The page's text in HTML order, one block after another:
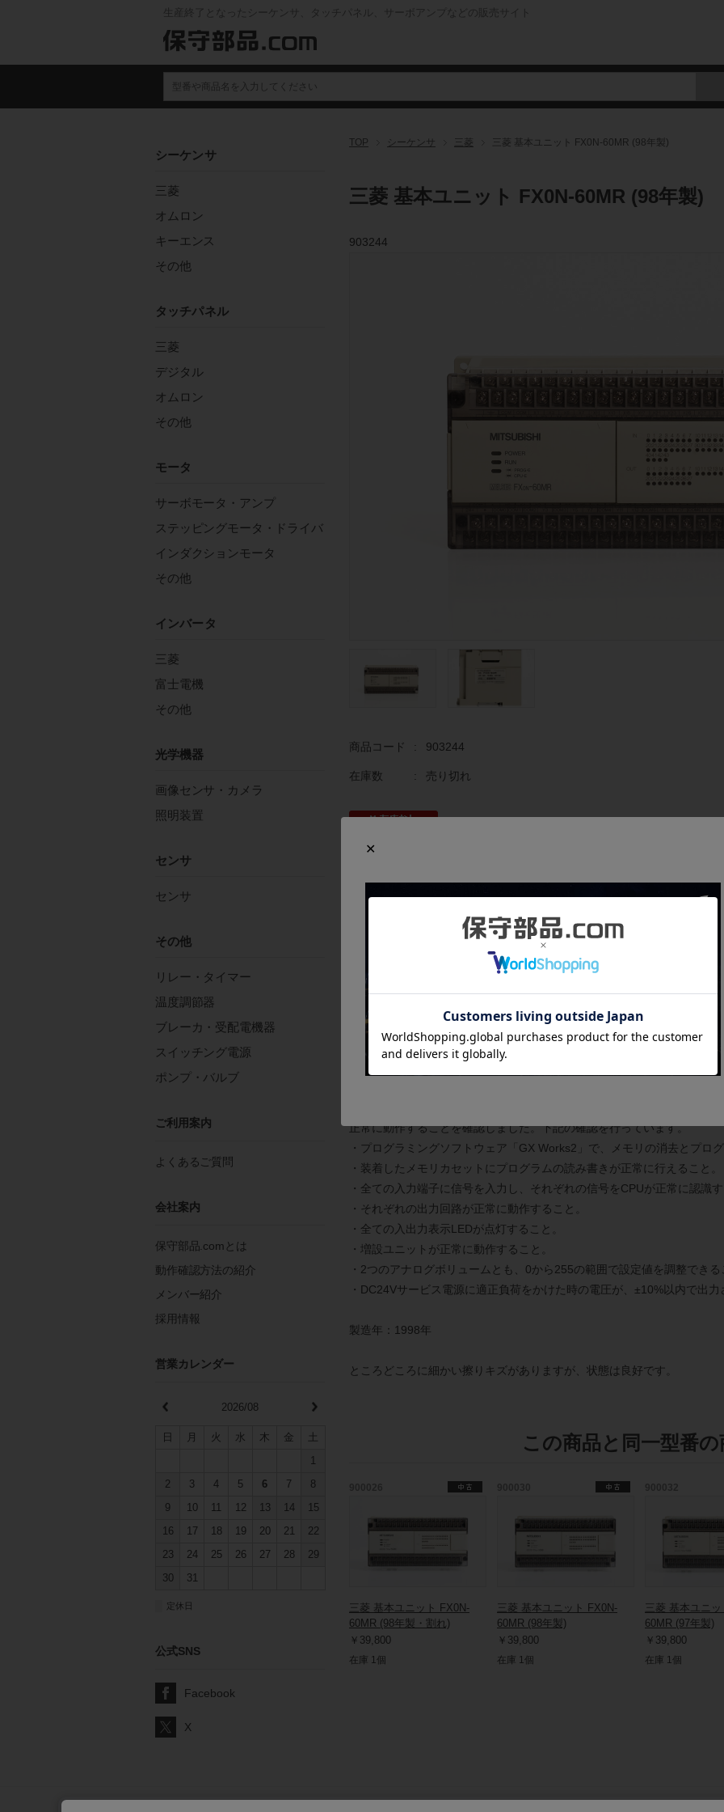
生産終了となったシーケンサ、タッチパネル、サーボアンプなどの販売サイト
TOP シーケンサ 三菱 三菱 基本ユニット FX0N-60MR (98年製)
三菱 基本ユニット FX0N-60MR (98年製)
903244
商品コード : 903244
在庫数 : 売り切れ
商品の概要と仕様
定格電圧：AC100〜240V 50/60Hz
入力：36点 DC24V
出力：24点 リレー
詳細はメーカーページよりハンディマニュアルをダウンロードしてご覧
正常に動作することを確認しました。下記の確認を行っています。
・プログラミングソフトウェア「GX Works2」で、メモリの消去とプロ
・装着したメモリカセットにプログラムの読み書きが正常に行えること。
・全ての入力端子に信号を入力し、それぞれの信号をCPUが正常に認識す
・それぞれの出力回路が正常に動作すること。
・全ての入出力表示LEDが点灯すること。
・増設ユニットが正常に動作すること。
・2つのアナログボリュームとも、0から255の範囲で設定値を調整できる
・DC24Vサービス電源に適正負荷をかけた時の電圧が、±10%以内で出力
製造年：1998年
ところどころに細かい擦りキズがありますが、状態は良好です。
この商品と同一型番の
三菱 基本ユニット FX0N-
60MR (98年製・割れ)
￥39,800
在庫 1個
三菱 基本ユニット FX0N-
60MR (98年製)
￥39,800
在庫 1個
三菱 基本ユニ
60MR (97年製)
￥39,800
在庫 1個
シーケンサ
三菱
オムロン
キーエンス
その他
タッチパネル
三菱
デジタル
オムロン
その他
モータ
サーボモータ・アンプ
ステッピングモータ・ドライバ
インダクションモータ
その他
インバータ
三菱
富士電機
その他
光学機器
画像センサ・カメラ
照明装置
センサ
センサ
その他
リレー・タイマー
温度調節器
ブレーカ・受配電機器
スイッチング電源
ポンプ・バルブ
ご利用案内
よくあるご質問
会社案内
保守部品.comとは
動作確認方法の紹介
メンバー紹介
採用情報
営業カレンダー
2026/08
日 月 火 水 木 金
1
2
3 4 5 6 7
8
9
10 11 12 13 14
15
16
17 18 19 20 21
22
23
24 25 26 27 28
29
30
31
定休日
公式SNS
Facebook
X